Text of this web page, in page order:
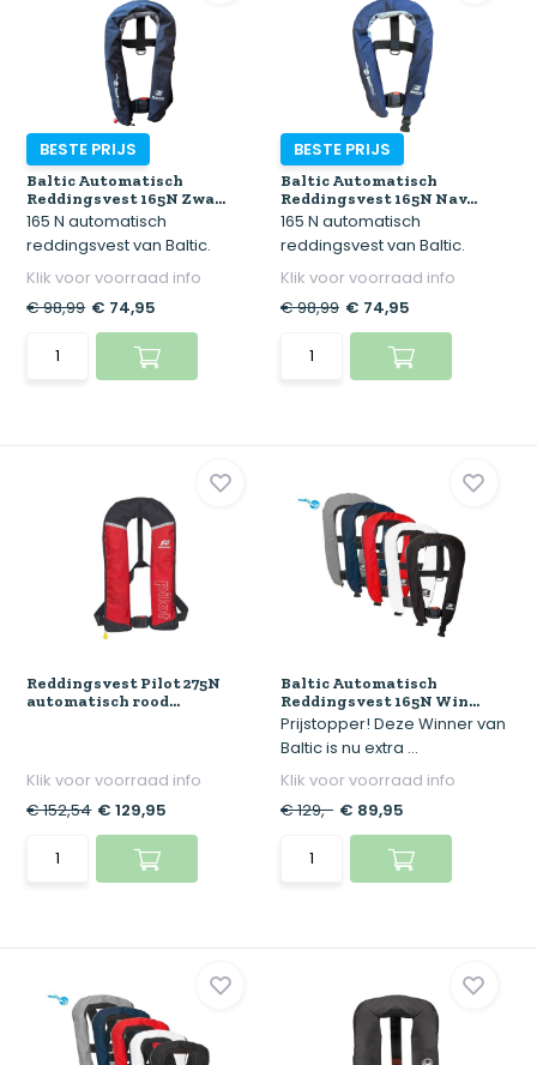
BESTE PRIJS
Baltic Automatisch
Reddingsvest 165N Zwa...
165 N automatisch
reddingsvest van Baltic.
Klik voor voorraad info
€ 98,99 € 74,95
BESTE PRIJS
Baltic Automatisch
Reddingsvest 165N Nav...
165 N automatisch
reddingsvest van Baltic.
Klik voor voorraad info
€ 98,99 € 74,95
Reddingsvest Pilot 275N
automatisch rood...
Klik voor voorraad info
€ 152,54 € 129,95
Baltic Automatisch
Reddingsvest 165N Win...
Prijstopper! Deze Winner van
Baltic is nu extra ...
Klik voor voorraad info
€ 129,- € 89,95